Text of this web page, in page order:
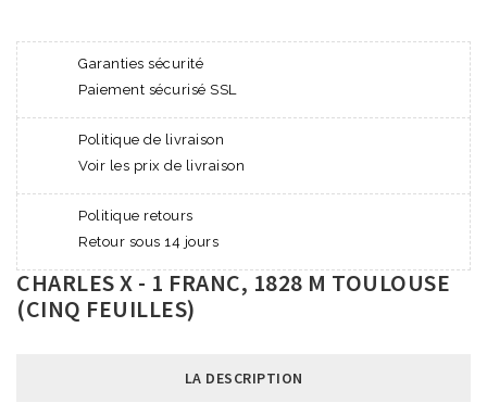
Garanties sécurité
Paiement sécurisé SSL
Politique de livraison
Voir les prix de livraison
Politique retours
Retour sous 14 jours
CHARLES X - 1 FRANC, 1828 M TOULOUSE
(CINQ FEUILLES)
LA DESCRIPTION